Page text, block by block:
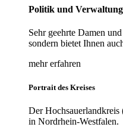
Politik und Verwaltung
Sehr geehrte Damen
sondern bietet Ihnen
mehr erfahren
Portrait des Kreises
Der
in Nordrhein-Westfalen.